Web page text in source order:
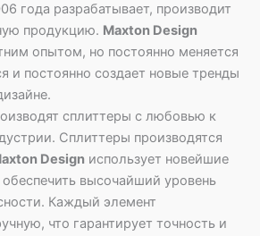
года разрабатывает, производит
продукцию. Maxton Design
опытом, но постоянно меняется
и постоянно создает новые тренды
сплиттеры с любовью к
Сплиттеры производятся
Design использует новейшие
высочайший уровень
Каждый элемент
что гарантирует точность и